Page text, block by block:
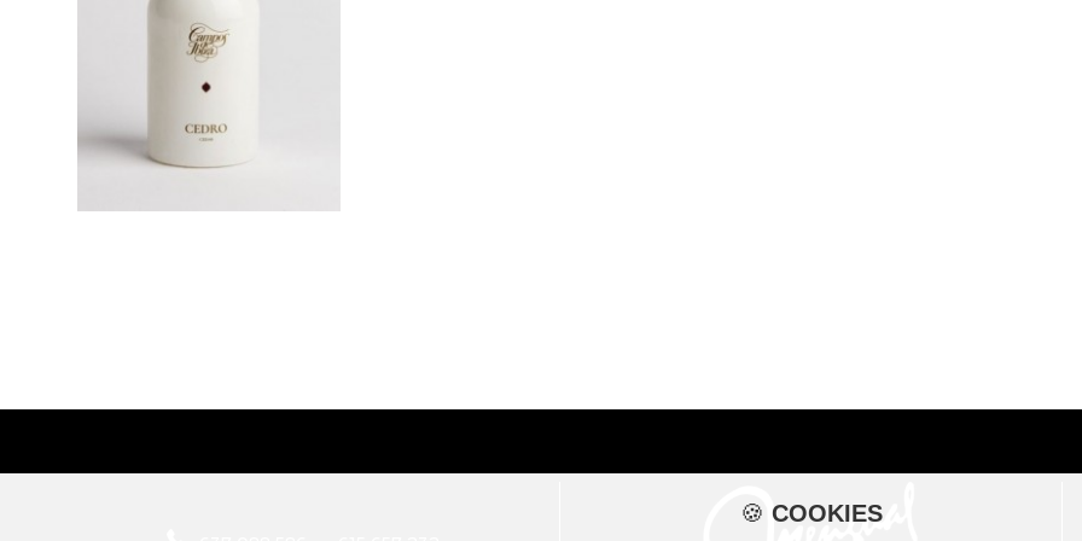
🍪 COOKIES